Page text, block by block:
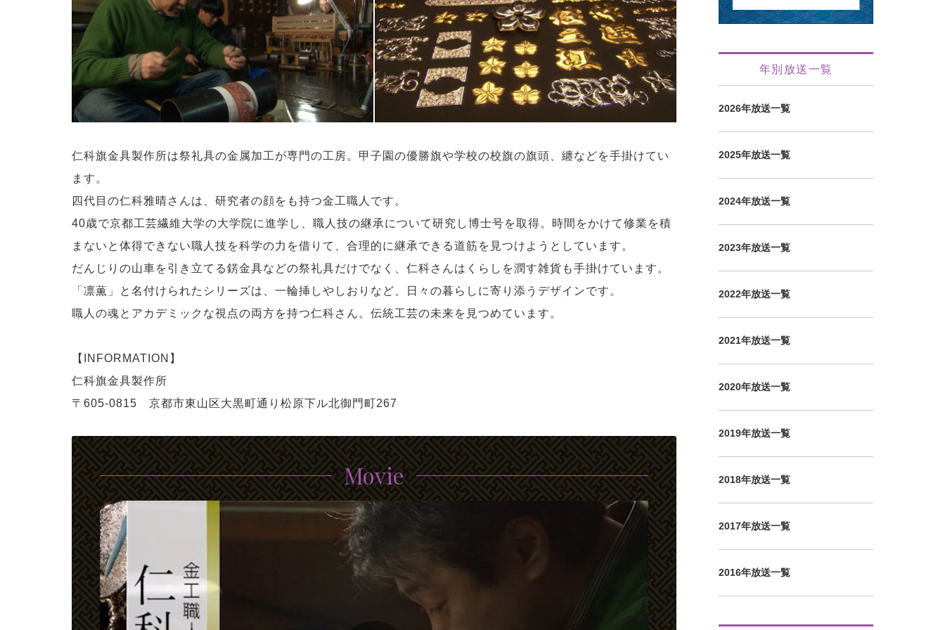
仁科旗金具製作所は祭礼具の金属加工が専門の工房。甲子園の優勝旗や学校の校旗の旗頭、纏などを手掛けてい
ます。
四代目の仁科雅晴さんは、研究者の顔をも持つ金工職人です。
40歳で京都工芸繊維大学の大学院に進学し、職人技の継承について研究し博士号を取得。時間をかけて修業を積
まないと体得できない職人技を科学の力を借りて、合理的に継承できる道筋を見つけようとしています。
だんじりの山車を引き立てる錺金具などの祭礼具だけでなく、仁科さんはくらしを潤す雑貨も手掛けています。
「凛薫」と名付けられたシリーズは、一輪挿しやしおりなど、日々の暮らしに寄り添うデザインです。
職人の魂とアカデミックな視点の両方を持つ仁科さん。伝統工芸の未来を見つめています。
【INFORMATION】
仁科旗金具製作所
〒605-0815 京都市東山区大黒町通り 松原下ル北御門町267
Movie
年別放送一覧
2026年放送一覧
2025年放送一覧
2024年放送一覧
2023年放送一覧
2022年放送一覧
2021年放送一覧
2020年放送一覧
2019年放送一覧
2018年放送一覧
2017年放送一覧
2016年放送一覧